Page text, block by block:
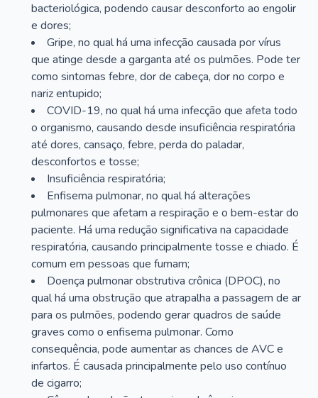
bacteriológica, podendo causar desconforto ao engolir
e dores;
Gripe, no qual há uma infecção causada por vírus
que atinge desde a garganta até os pulmões. Pode ter
como sintomas febre, dor de cabeça, dor no corpo e
nariz entupido;
COVID-19, no qual há uma infecção que afeta todo
o organismo, causando desde insuficiência respiratória
até dores, cansaço, febre, perda do paladar,
desconfortos e tosse;
Insuficiência respiratória;
Enfisema pulmonar, no qual há alterações
pulmonares que afetam a respiração e o bem-estar do
paciente. Há uma redução significativa na capacidade
respiratória, causando principalmente tosse e chiado. É
comum em pessoas que fumam;
Doença pulmonar obstrutiva crônica (DPOC), no
qual há uma obstrução que atrapalha a passagem de ar
para os pulmões, podendo gerar quadros de saúde
graves como o enfisema pulmonar. Como
consequência, pode aumentar as chances de AVC e
infartos. É causada principalmente pelo uso contínuo
de cigarro;